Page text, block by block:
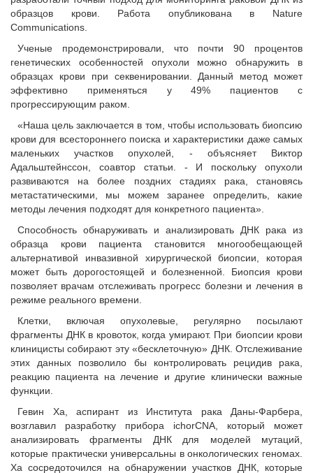
образцов крови. Работа опубликована в Nature
Communications.
Ученые продемонстрировали, что почти 90 процентов
генетических особенностей опухоли можно обнаружить в
образцах крови при секвенировании. Данный метод может
эффективно применяться у 49% пациентов с
прогрессирующим раком.
«Наша цель заключается в том, чтобы использовать биопсию
крови для всестороннего поиска и характеристики даже самых
маленьких участков опухолей, - объясняет Виктор
Адальштейнссон, соавтор статьи. - И поскольку опухоли
развиваются на более поздних стадиях рака, становясь
метастатическими, мы можем заранее определить, какие
методы лечения подходят для конкретного пациента».
Способность обнаруживать и анализировать ДНК рака из
образца крови пациента становится многообещающей
альтернативой инвазивной хирургической биопсии, которая
может быть дорогостоящей и болезненной. Биопсия крови
позволяет врачам отслеживать прогресс болезни и лечения в
режиме реального времени.
Клетки, включая опухолевые, регулярно посылают
фрагменты ДНК в кровоток, когда умирают. При биопсии крови
клиницисты собирают эту «бесклеточную» ДНК. Отслеживание
этих данных позволило бы контролировать рецидив рака,
реакцию пациента на лечение и другие клинически важные
функции.
Гевин Ха, аспирант из Института рака Даны-Фарбера,
возглавил разработку прибора ichorCNA, который может
анализировать фрагменты ДНК для моделей мутаций,
которые практически универсальны в онкологических геномах.
Ха сосредоточился на обнаружении участков ДНК, которые